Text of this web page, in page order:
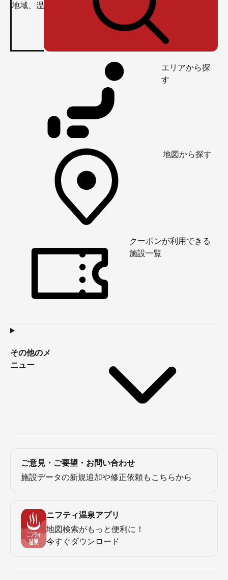
エリアから探
す
地図から探す
クーポンが利用できる
施設一覧
その他のメ
ニュー
ご意見・ご要望・お問い合わせ
施設データの新規追加や修正依頼もこちらから
ニフティ温泉アプリ
地図検索がもっと便利に！
今すぐダウンロード